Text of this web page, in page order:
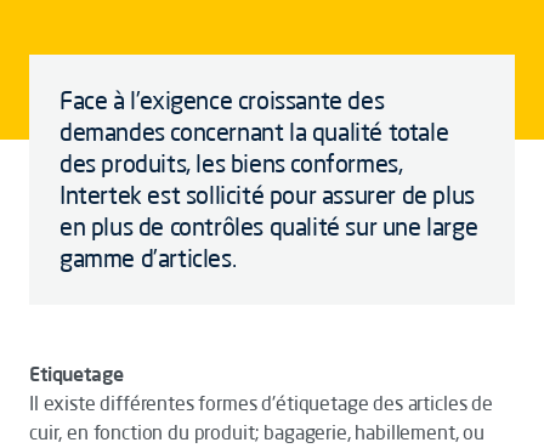
Face à l’exigence croissante des
demandes concernant la qualité totale
des produits, les biens conformes,
Intertek est sollicité pour assurer de plus
en plus de contrôles qualité sur une large
gamme d’articles.
Etiquetage
Il existe différentes formes d'étiquetage des articles de
cuir, en fonction du produit; bagagerie, habillement, ou